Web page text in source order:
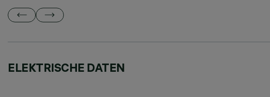
ELEKTRISCHE DATEN